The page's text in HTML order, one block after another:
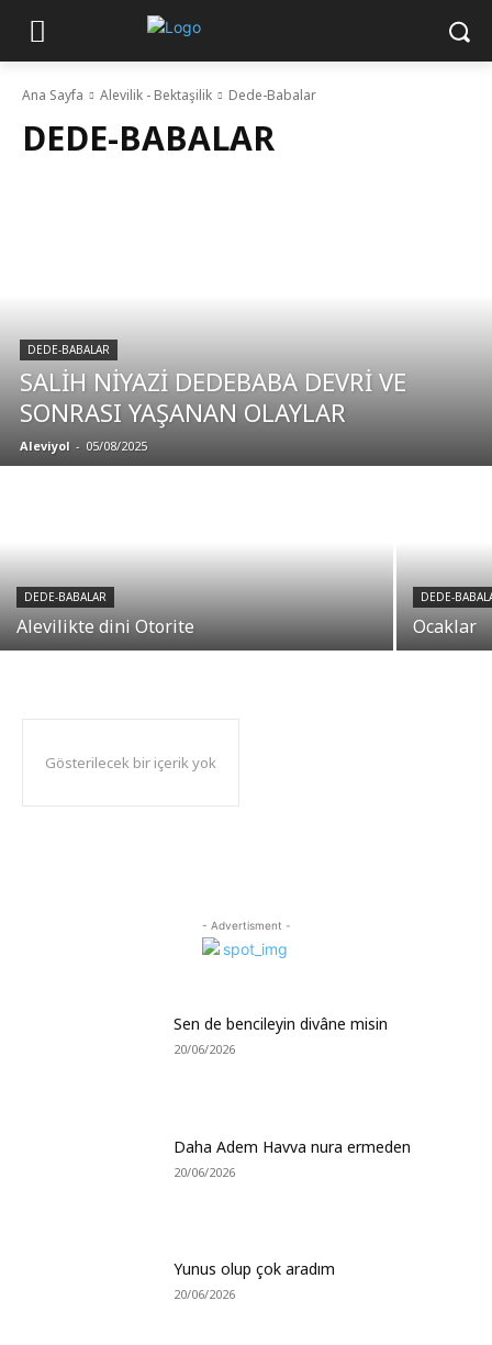
Ana Sayfa Alevilik - Bektaşilik Dede-Babalar
DEDE-BABALAR
DEDE-BABALAR
SALİH NİYAZİ DEDEBABA DEVRİ VE
SONRASI YAŞANAN OLAYLAR
Aleviyol - 05/08/2025
DEDE-BABALAR
Alevilikte dini Otorite
DEDE-
Ocaklar
Gösterilecek bir içerik yok
- Advertisment -
Sen de bencileyin divâne misin
20/06/2026
Daha Adem Havva nura ermeden
20/06/2026
Yunus olup çok aradım
20/06/2026